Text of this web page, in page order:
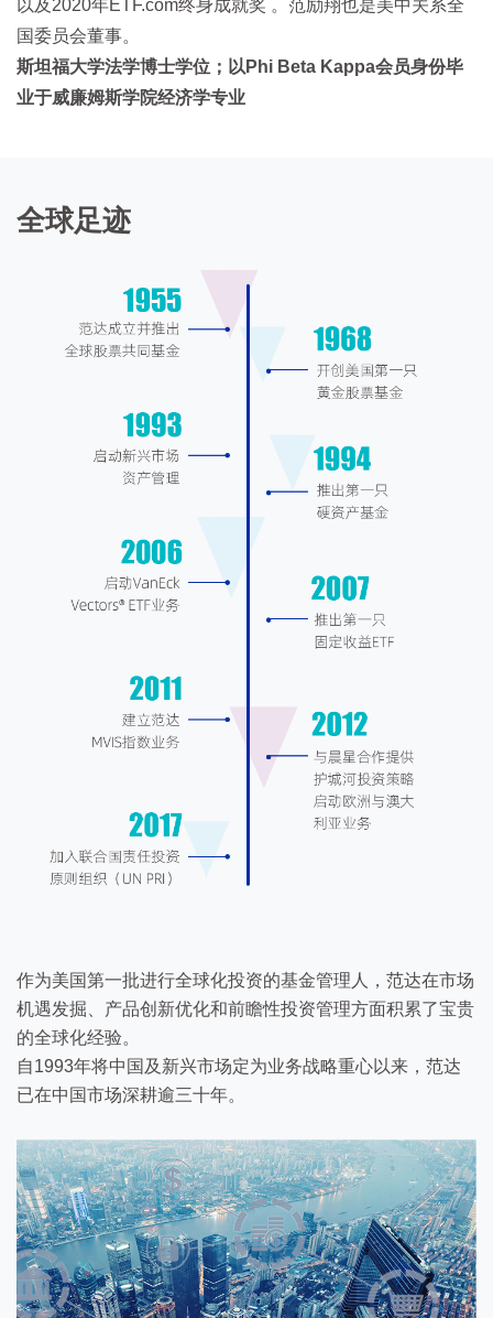
以及2020年ETF.com终身成就奖 。范励翔也是美中关系全
国委员会董事。
斯坦福大学法学博士学位；以Phi Beta Kappa会员身份毕
业于威廉姆斯学院经济学专业
全球足迹
作为美国第一批进行全球化投资的基金管理人，范达在市场
机遇发掘、产品创新优化和前瞻性投资管理方面积累了宝贵
的全球化经验。
自1993年将中国及新兴市场定为业务战略重心以来，范达
已在中国市场深耕逾三十年。